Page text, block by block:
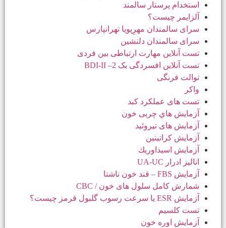
استخدام پرستار سالمند
آلزایمر چیست؟
سرای سالمندان مهرِپویا تهرانپارس
سرای سالمندان دلنشین
تست آنلاین مهارت ارتباطی بین فردی
تست آنلاين افسردگی بک 2– BDI-II
توالت فرنگی
واکر
تست های عملکرد کبد
آزمایش هاي چربی خون
آزمایش های تیروئید
آزمايش كراتينين
آزمايش اسيداوريك
انالیز ادرار UA-UC
آزمایش FBS – قند خون ناشتا
شمارش کامل سلول های خون / CBC
آزمایش ESR یا سرعت رسوب گلبول قرمز چیست؟
تست کلسیم
آزمایش اوره خون